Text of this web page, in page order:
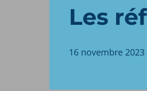
Les
16 novembre 2023